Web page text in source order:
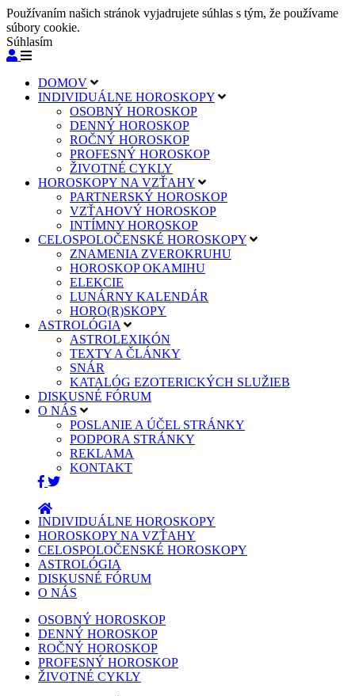
Používaním našich stránok vyjadrujete súhlas s tým, že používame
súbory cookie.
Súhlasím
DOMOV
INDIVIDUÁLNE HOROSKOPY
OSOBNÝ HOROSKOP
DENNÝ HOROSKOP
ROČNÝ HOROSKOP
PROFESNÝ HOROSKOP
ŽIVOTNÉ CYKLY
HOROSKOPY NA VZŤAHY
PARTNERSKÝ HOROSKOP
VZŤAHOVÝ HOROSKOP
INTÍMNY HOROSKOP
CELOSPOLOČENSKÉ HOROSKOPY
ZNAMENIA ZVEROKRUHU
HOROSKOP OKAMIHU
ELEKCIE
LUNÁRNY KALENDÁR
HORO(R)SKOPY
ASTROLÓGIA
ASTROLEXIKÓN
TEXTY A ČLÁNKY
SNÁR
KATALÓG EZOTERICKÝCH SLUŽIEB
DISKUSNÉ FÓRUM
O NÁS
POSLANIE A ÚČEL STRÁNKY
PODPORA STRÁNKY
REKLAMA
KONTAKT
INDIVIDUÁLNE HOROSKOPY
HOROSKOPY NA VZŤAHY
CELOSPOLOČENSKÉ HOROSKOPY
ASTROLÓGIA
DISKUSNÉ FÓRUM
O NÁS
OSOBNÝ HOROSKOP
DENNÝ HOROSKOP
ROČNÝ HOROSKOP
PROFESNÝ HOROSKOP
ŽIVOTNÉ CYKLY